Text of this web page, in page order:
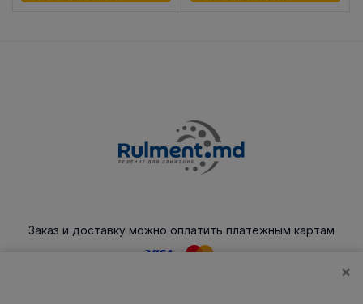
Заказ и доставку можно оплатить платежным картам
×